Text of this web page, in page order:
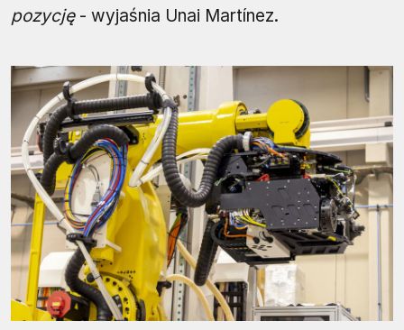
pozycję- wyjaśnia Unai Martínez.